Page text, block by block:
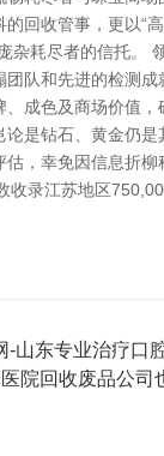
回收管事，更以“
杂耗尽者的信托。
团队和先进的检测成
、成色及商场价值，
论是钻石、黄金仍是
估，幸免因信息折柳
收录江苏地区750,00
-山东专业治疗口
院回收废品公司